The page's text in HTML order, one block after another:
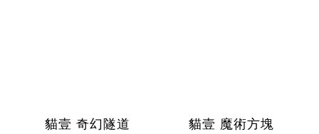
貓壹 奇幻隧道
貓壹 魔術方塊